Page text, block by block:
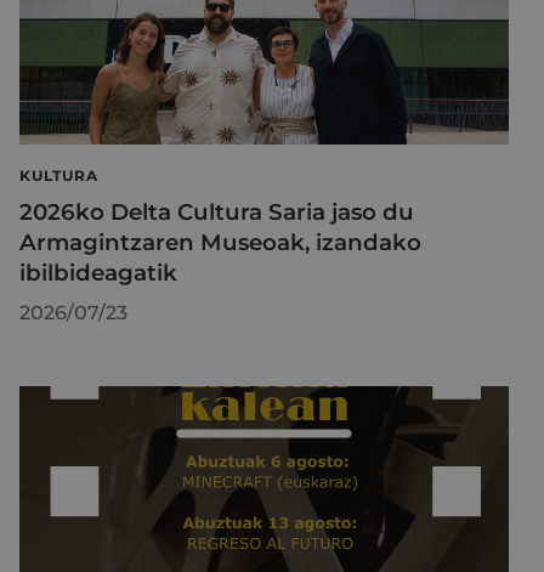
KULTURA
2026ko Delta Cultura Saria jaso du
Armagintzaren Museoak, izandako
ibilbideagatik
2026/07/23